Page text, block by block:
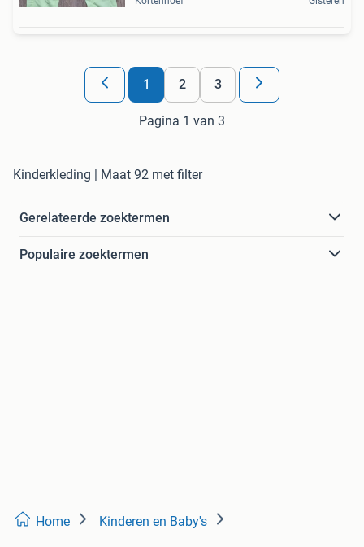
1 2 3
Pagina 1 van 3
Kinderkleding | Maat 92 met filter
Gerelateerde zoektermen
Populaire zoektermen
Home Kinderen en Baby's